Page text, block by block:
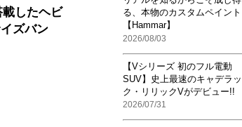
載したヘビ
ズバン
る、本物のカスタムペイント
【Hammar】
2026/08/03
【Vシリーズ 初のフル電動
SUV】史上最速のキャデラッ
ク・リリックVがデビュー!!
2026/07/31